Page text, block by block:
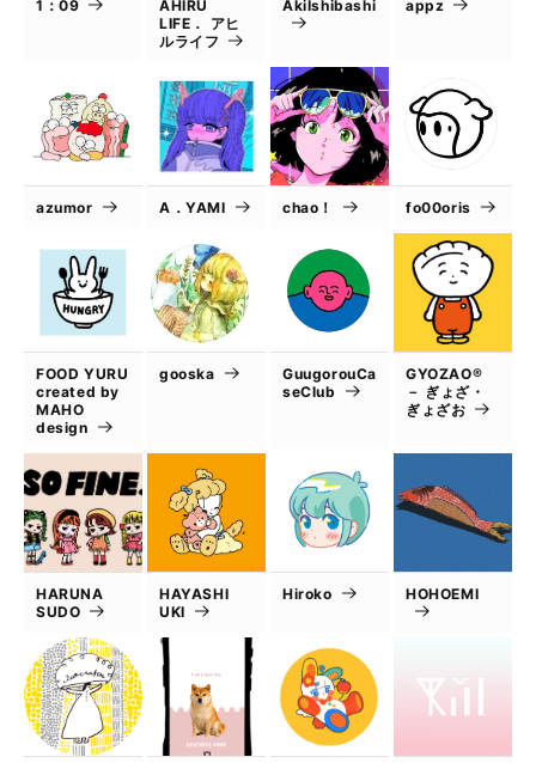
1：09
AHIRU
LIFE． アヒ
ルライフ
AkiIshibashi appz
azumor A．YAMI chao！ fo00oris
FOOD YURU
created by
MAHO
design
gooska
GuugorouCa
seClub
GYOZAO®
－ ぎょざ・
ぎょざお
HARUNA
SUDO
HAYASHI
UKI
Hiroko HOHOEMI